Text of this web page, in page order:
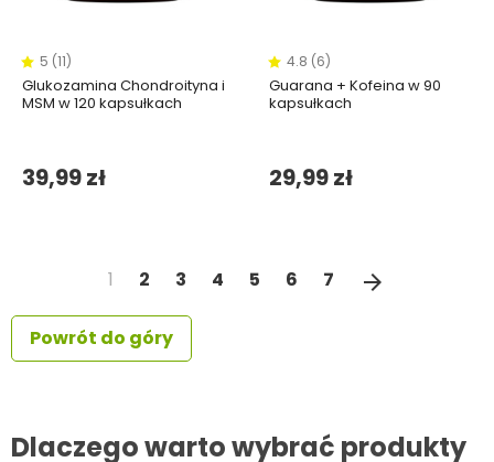
5 (11)
Glukozamina Chondroityna i
MSM w 120 kapsułkach
39,99 zł
4.8 (6)
Guarana + Kofeina w 90
kapsułkach
29,99 zł
1 2 3 4 5 6 7 arrow_forward
Powrót do góry
Dlaczego warto wybrać produkty